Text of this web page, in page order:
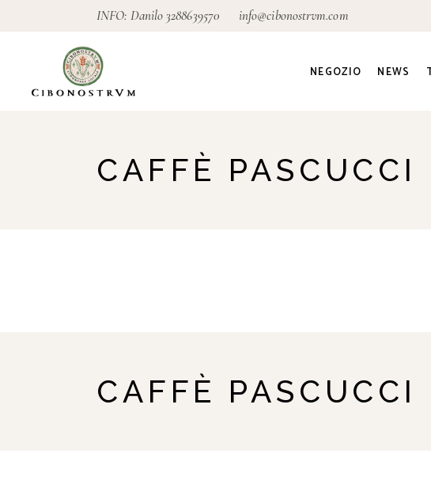
INFO: Danilo 3288639570 info@cibonostrvm.com
NEGOZIO
Artigianato Sociale
NEWS
CAFFÈ PASCUCCI
CAFFÈ PASCUCCI